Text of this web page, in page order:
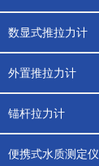
数显式推拉力计
外置推拉力计
锚杆拉力计
便携式水质测定仪